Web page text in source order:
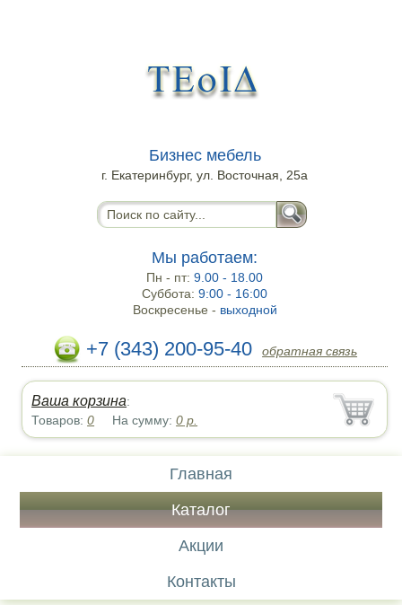
Бизнес мебель
г. Екатеринбург, ул. Восточная, 25а
Мы работаем:
Пн - пт:9.00 - 18.00
Суббота:9:00 - 16:00
Воскресенье - выходной
+7 (343) 200-95-40 обратная связь
Ваша корзина:
Товаров:0 На сумму:0 р.
Главная
Каталог
Акции
Контакты